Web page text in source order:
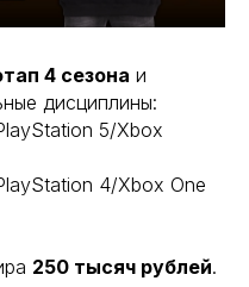
4 сезона и
дисциплины:
5/Xbox
4/Xbox One
250 тысяч рублей.